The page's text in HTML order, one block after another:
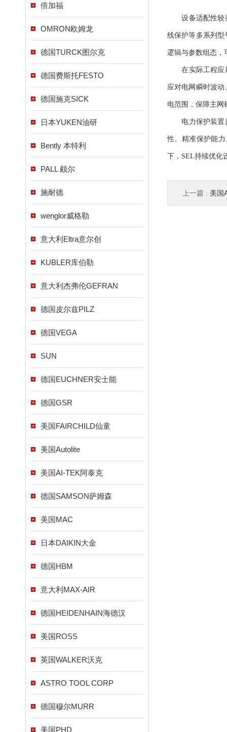
倍加福
OMRON欧姆龙
德国TURCK图尔克
德国费斯托FESTO
德国施克SICK
日本YUKEN油研
Bently 本特利
PALL 颇尔
施耐德
wenglor威格勒
意大利Eltra意尔创
KUBLER库伯勒
意大利杰弗伦GEFRAN
德国皮尔兹PILZ
德国VEGA
SUN
德国EUCHNER安士能
德国GSR
美国FAIRCHILD仙童
美国Autolite
美国AI-TEK阿泰克
德国SAMSON萨姆森
美国MAC
日本DAIKIN大金
德国HBM
意大利MAX-AIR
德国HEIDENHAIN海德汉
美国ROSS
英国WALKER沃克
ASTRO TOOL CORP
德国穆尔MURR
美国PHD
设备适配性较强
线保护等多系列
逻辑与参数组态，
在实际工程应用
应对电网瞬时波
电范围，保障主网
电力保护装置是
性、精准保护能
下，SEL持续优化
上一篇 : 美国